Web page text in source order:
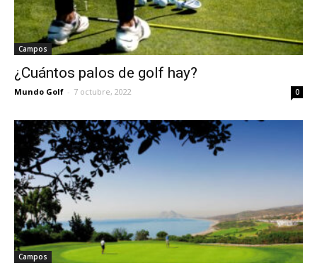
Campos
¿Cuántos palos de golf hay?
Mundo Golf - 7 octubre, 2022 0
Campos